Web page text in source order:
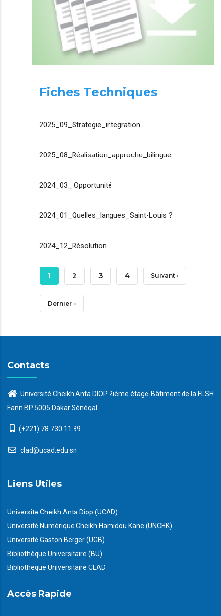
Fiches Techniques
2025_09_Strategie_integration
2025_08_Réalisation_approche_bilingue
2024_03_ Opportunité
2024_01_Quelles_langues_Saint-Louis ?
2024_12_Résolution
Pagination
Page
Courante
1 Page
2 Page
3 Page
4 Page
Suivant ›
Dernière
Dernier »
Contacts
Université Cheikh Anta DIOP 2ième étage-Bâtiment de la FLSH
Fann BP 5005 Dakar Sénégal
(+221) 78 730 11 39
clad@ucad.edu.sn
Liens Utiles
Université Cheikh Anta Diop (UCAD)
Université Numérique Cheikh Hamidou Kane (UNCHK)
Université Gaston Berger (UGB)
Bibliothèque Universitaire (BU)
Bibliothèque Universitaire CLAD
Accès Rapide